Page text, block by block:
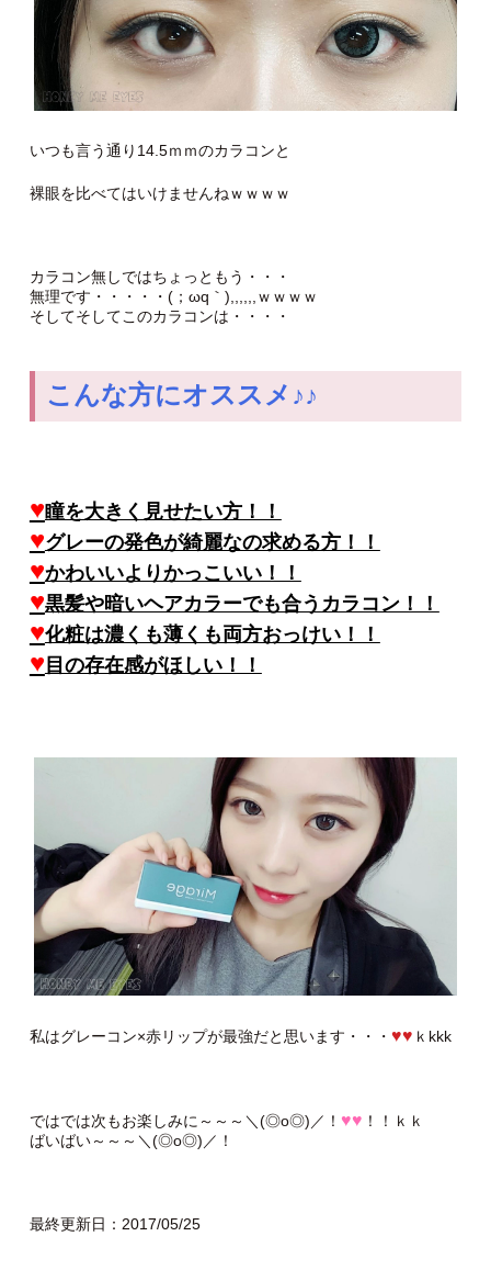
いつも言う通り14.5ｍｍのカラコンと
裸眼を比べてはいけませんねｗｗｗｗ
カラコン無しではちょっともう・・・
無理です・・・・・(；ωq｀),,,,,,ｗｗｗｗ
そしてそしてこのカラコンは・・・・
こんな方にオススメ♪♪
♥瞳を大きく見せたい方！！
♥グレーの発色が綺麗なの求める方！！
♥かわいいよりかっこいい！！
♥黒髪や暗いヘアカラーでも合うカラコン！！
♥化粧は濃くも薄くも両方おっけい！！
♥ 目の存在感がほしい！！
私はグレーコン×赤リップが最強だと思います・・・ ♥♥ ｋkkk
ではでは次もお楽しみに～～～＼(◎o◎)／！ ♥♥ ！！ｋｋ
ばいばい～～～＼(◎o◎)／！
最終更新日：2017/05/25